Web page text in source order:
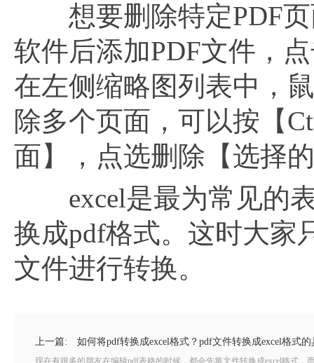
想要删除特定PDF页
软件后添加PDF文件，
在左侧缩略图列表中，
除多个页面，可以按【
面】，点选删除【选择
excel是最为常见的表
换成pdf格式。这时大家
文件进行转换。
上一篇: 如何将pdf转换成excel格式？pdf文件转换成excel格式
现在有很多的朋友在编辑pdf表格的时候，都会先将文件转换成excel格式